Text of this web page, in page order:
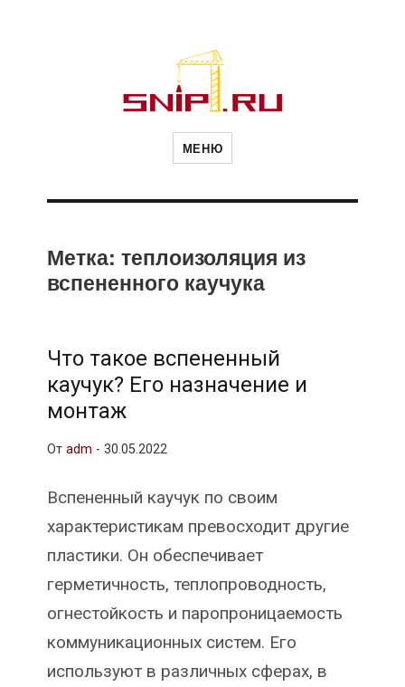
Новости
и
другие связанные со стройкой
МЕНЮ
Метка: теплоизоляция из
вспененного каучука
Что такое вспененный
каучук? Его назначение и
монтаж
От adm - 30.05.2022
Вспененный каучук по своим
характеристикам превосходит другие
пластики. Он обеспечивает
герметичность, теплопроводность,
огнестойкость и паропроницаемость
коммуникационных систем. Его
используют в различных сферах, в